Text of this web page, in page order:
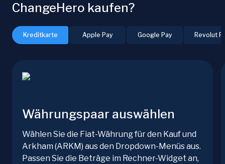
ChangeHero kaufen?
Kreditkarte Apple Pay Google Pay Revolut
Währungspaar auswählen
Wählen Sie die Fiat-Währung für den Kauf und
Arkham (ARKM) aus den Dropdown-Menüs aus.
Passen Sie die Beträge im Rechner-Widget an,